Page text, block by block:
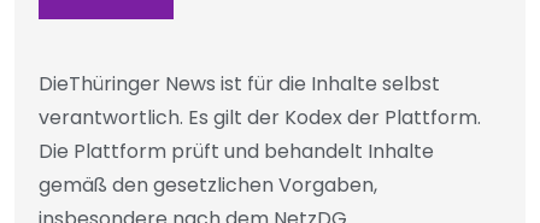
DieThüringer News ist für die Inhalte selbst
verantwortlich. Es gilt der Kodex der Plattform.
Die Plattform prüft und behandelt Inhalte
gemäß den gesetzlichen Vorgaben,